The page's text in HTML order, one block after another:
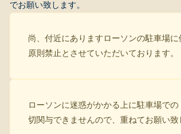
でお願い致します。
尚、付近にありますローソンの駐車場に
原則禁止とさせていただいております。
ローソンに迷惑がかかる上に駐車場で
切関与できませんので、重ねてお願い致